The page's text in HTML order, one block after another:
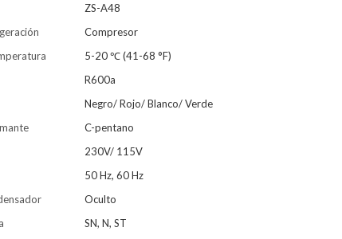
ZS-A48
Compresor
5-20 ℃ (41-68 °F)
R600a
Negro/ Rojo/ Blanco/ Verde
C-pentano
230V/ 115V
50 Hz, 60 Hz
Oculto
SN, N, ST